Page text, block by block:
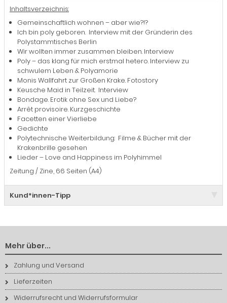
Inhaltsverzeichnis:
Gemeinschaftlich wohnen – aber wie?!?
Ich bin poly geboren. Interview mit der Gründerin des
Polystammtisches Berlin
Wir wollten immer zusammen bleiben. Interview
Poly – das klang für mich erstmal hetero. Interview zu
schwulem Leben & Polyamorie
Monis Wallfahrt zur Großen Krake. Fotostory
Keusche Maid in Teilzeit. Interview
Bondage. Erotik ohne Sex und Liebe?
Arrêt provisoire. Kurzgeschichte
Facetten einer Vierliebe
Gedichte
Polytechnische Weiterbildung: Filme & Bücher mit der
Krakenbrille gesehen
Lieder – Love and Happiness im Polyhimmel
Zeitung / Zine, 66 Seiten (A4)
Kund*innen-Tipp
Mehr über...
Zahlung und Versand
Lieferzeiten
Widerrufsrecht und Widerrufsformular